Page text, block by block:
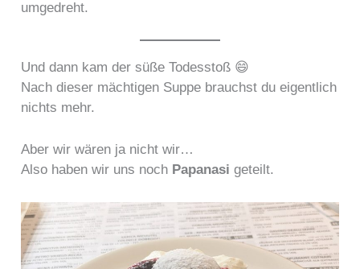
umgedreht.
Und dann kam der süße Todesstoß 😄
Nach dieser mächtigen Suppe brauchst du eigentlich
nichts mehr.
Aber wir wären ja nicht wir…
Also haben wir uns noch Papanasi geteilt.